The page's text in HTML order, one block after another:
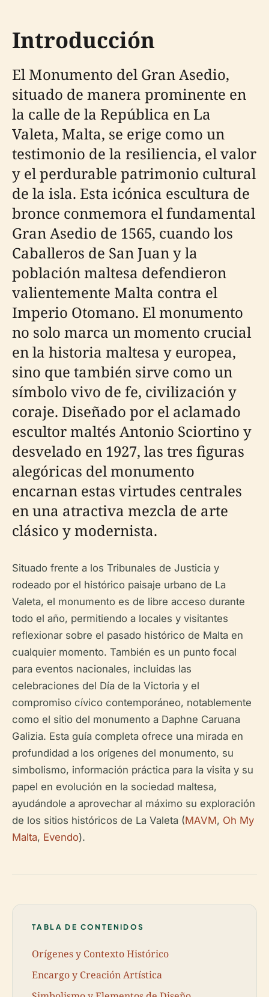
Introducción
El Monumento del Gran Asedio,
situado de manera prominente en
la calle de la República en La
Valeta, Malta, se erige como un
testimonio de la resiliencia, el valor
y el perdurable patrimonio cultural
de la isla. Esta icónica escultura de
bronce conmemora el fundamental
Gran Asedio de 1565, cuando los
Caballeros de San Juan y la
población maltesa defendieron
valientemente Malta contra el
Imperio Otomano. El monumento
no solo marca un momento crucial
en la historia maltesa y europea,
sino que también sirve como un
símbolo vivo de fe, civilización y
coraje. Diseñado por el aclamado
escultor maltés Antonio Sciortino y
desvelado en 1927, las tres figuras
alegóricas del monumento
encarnan estas virtudes centrales
en una atractiva mezcla de arte
clásico y modernista.
Situado frente a los Tribunales de Justicia y
rodeado por el histórico paisaje urbano de La
Valeta, el monumento es de libre acceso durante
todo el año, permitiendo a locales y visitantes
reflexionar sobre el pasado histórico de Malta en
cualquier momento. También es un punto focal
para eventos nacionales, incluidas las
celebraciones del Día de la Victoria y el
compromiso cívico contemporáneo, notablemente
como el sitio del monumento a Daphne Caruana
Galizia. Esta guía completa ofrece una mirada en
profundidad a los orígenes del monumento, su
simbolismo, información práctica para la visita y su
papel en evolución en la sociedad maltesa,
ayudándole a aprovechar al máximo su exploración
de los sitios históricos de La Valeta (MAVM, Oh My
Malta, Evendo).
TABLA DE CONTENIDOS
Orígenes y Contexto Histórico
Encargo y Creación Artística